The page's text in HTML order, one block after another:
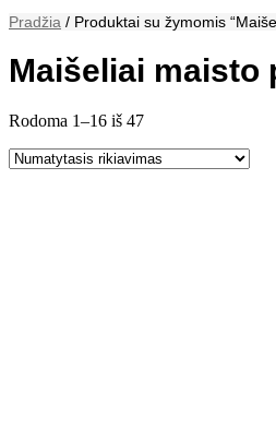
Pradžia / Produktai su žymomis
Maišeliai maisto
Rodoma 1–16 iš 47